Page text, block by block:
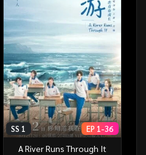
SS 1 EP 1-36
A River Runs Through It